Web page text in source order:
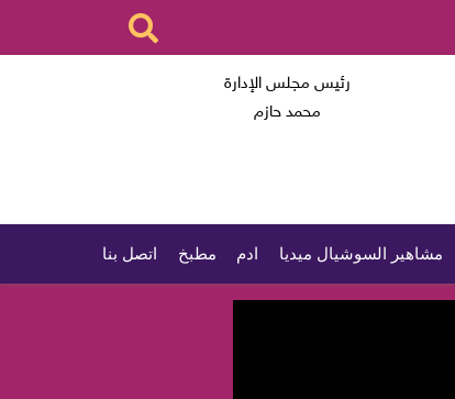
رئيس مجلس الإدارة
محمد حازم
مشاهير السوشيال ميديا ادم مطبخ اتصل بنا